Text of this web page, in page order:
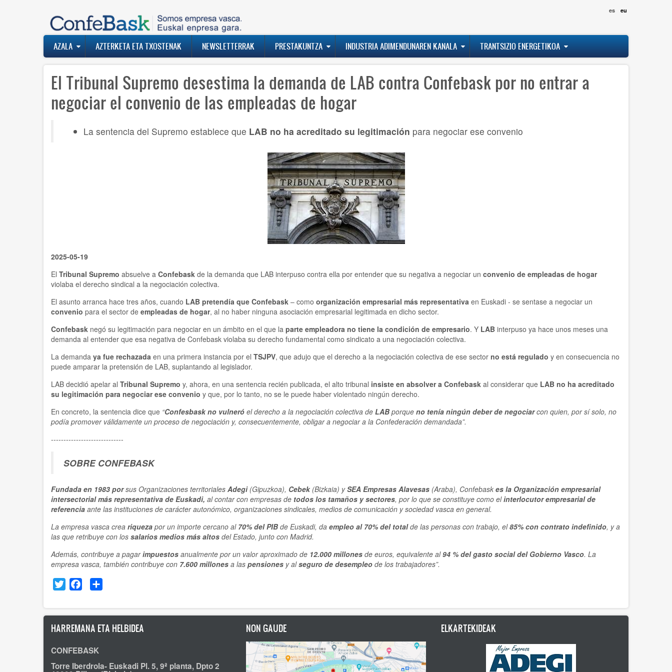
es eu
Navegación
principal
AZALA AZTERKETA ETA TXOSTENAK NEWSLETTERRAK PRESTAKUNTZA INDUSTRIA ADIMENDUNAREN KANALA TRANTSIZIO ENERGETIKOA
El Tribunal Supremo desestima la demanda de LAB contra Confebask por no entrar a
negociar el convenio de las empleadas de hogar
La sentencia del Supremo establece que LAB no ha acreditado su legitimación para negociar ese convenio
2025-05-19
El Tribunal Supremo absuelve a Confebask de la demanda que LAB interpuso contra ella por entender que su negativa a negociar un convenio de empleadas de hogar
violaba el derecho sindical a la negociación colectiva.
El asunto arranca hace tres años, cuando LAB pretendía que Confebask – como organización empresarial más representativa en Euskadi - se sentase a negociar un
convenio para el sector de empleadas de hogar, al no haber ninguna asociación empresarial legitimada en dicho sector.
Confebask negó su legitimación para negociar en un ámbito en el que la parte empleadora no tiene la condición de empresario. Y LAB interpuso ya hace unos meses una
demanda al entender que esa negativa de Confebask violaba su derecho fundamental como sindicato a una negociación colectiva.
La demanda ya fue rechazada en una primera instancia por el TSJPV, que adujo que el derecho a la negociación colectiva de ese sector no está regulado y en consecuencia no
puede amparar la pretensión de LAB, suplantando al legislador.
LAB decidió apelar al Tribunal Supremo y, ahora, en una sentencia recién publicada, el alto tribunal insiste en absolver a Confebask al considerar que LAB no ha acreditado
su legitimación para negociar ese convenio y que, por lo tanto, no se le puede haber violentado ningún derecho.
En concreto, la sentencia dice que “Confesbask no vulneró el derecho a la negociación colectiva de LAB porque no tenía ningún deber de negociarcon quien, por sí solo, no
podía promover válidamente un proceso de negociación y, consecuentemente, obligar a negociar a la Confederación demandada”.
-----------------------------
SOBRE CONFEBASK
Fundada en 1983 porsus Organizaciones territoriales Adegi (Gipuzkoa), Cebek(Bizkaia) ySEA Empresas Alavesas (Araba), Confebask es la Organización empresarial
intersectorial más representativa de Euskadi, al contar con empresas de todos los tamaños y sectores, por lo que se constituye como elinterlocutor empresarial de
referencia ante las instituciones de carácter autonómico, organizaciones sindicales, medios de comunicación y sociedad vasca en general.
La empresa vasca crea riqueza por un importe cercano al 70% del PIB de Euskadi, da empleo al 70% del totalde las personas con trabajo, el85% con contrato indefinido, y a
las que retribuye con los salarios medios más altos del Estado, junto con Madrid.
Además, contribuye a pagarimpuestos anualmente por un valor aproximado de 12.000 millones de euros, equivalente al94 % del gasto social del Gobierno Vasco. La
empresa vasca, también contribuye con 7.600 millones a las pensiones y alseguro de desempleo de los trabajadores”.
Twitter Facebook
HARREMANA ETA HELBIDEA
CONFEBASK
Torre Iberdrola- Euskadi Pl. 5, 9ª planta, Dpto 2
NON GAUDE ELKARTEKIDEAK